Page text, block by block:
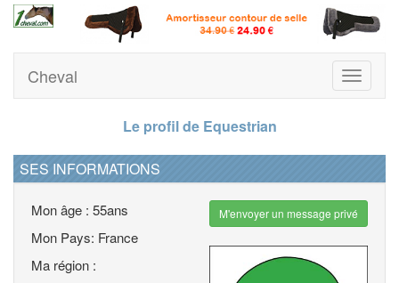
Toggle
Cheval
Le profil de Equestrian
SES INFORMATIONS
Mon âge : 55ans
Mon Pays: France
Ma région :
M'envoyer un message privé